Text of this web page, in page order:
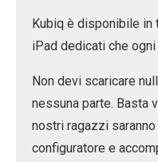
Kubiq è disponibile in
iPad dedicati che
Non devi scaricare
nessuna parte. Basta
nostri ragazzi
configuratore e